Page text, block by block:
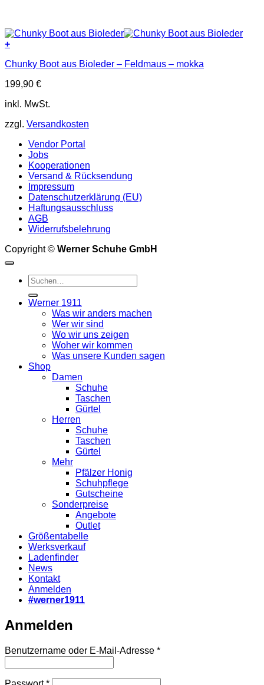
+
Produkt
mehrere
auf.
Optionen
können
Produktseite
gewählt
werden
Chunky Boot aus Bioleder – Feldmaus – mokka
199,90 €
inkl. MwSt.
zzgl. Versandkosten
Vendor Portal
Jobs
Kooperationen
Versand & Rücksendung
Impressum
Datenschutzerklärung (EU)
Haftungsausschluss
AGB
Widerrufsbelehrung
Copyright © Werner Schuhe GmbH
Suche
nach:
Werner 1911
Was wir anders machen
Wer wir sind
Wo wir uns zeigen
Woher wir kommen
Was unsere Kunden sagen
Shop
Damen
Schuhe
Taschen
Gürtel
Herren
Schuhe
Taschen
Gürtel
Mehr
Pfälzer Honig
Schuhpflege
Gutscheine
Sonderpreise
Angebote
Outlet
Größentabelle
Werksverkauf
Ladenfinder
News
Kontakt
Anmelden
#werner1911
Anmelden
Benutzername oder E-Mail-Adresse *Erforderlich
Erforderlich